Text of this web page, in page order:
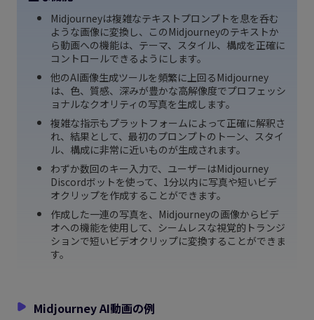
Midjourneyは複雑なテキストプロンプトを息を呑む
ような画像に変換し、このMidjourneyのテキストか
ら動画への機能は、テーマ、スタイル、構成を正確に
コントロールできるようにします。
他のAI画像生成ツールを頻繁に上回るMidjourney
は、色、質感、深みが豊かな高解像度でプロフェッシ
ョナルなクオリティの写真を生成します。
複雑な指示もプラットフォームによって正確に解釈さ
れ、結果として、最初のプロンプトのトーン、スタイ
ル、構成に非常に近いものが生成されます。
わずか数回のキー入力で、ユーザーはMidjourney
Discordボットを使って、1分以内に写真や短いビデ
オクリップを作成することができます。
作成した一連の写真を、Midjourneyの画像からビデ
オへの機能を使用して、シームレスな視覚的トランジ
ションで短いビデオクリップに変換することができま
す。
Midjourney AI動画の例